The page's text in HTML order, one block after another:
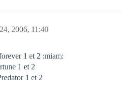
2006, 11:40
1 et 2 :miam:
1 et 2
1 et 2